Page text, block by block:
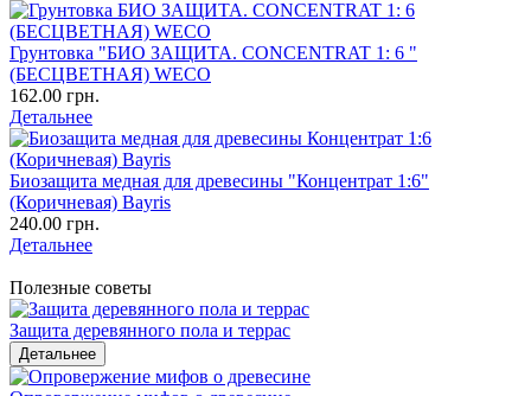
Грунтовка "БИО ЗАЩИТА. CONCENTRAT 1: 6 "
(БЕСЦВЕТНАЯ) WECO
162.00 грн.
Детальнее
Биозащита медная для древесины "Концентрат 1:6"
(Коричневая) Bayris
240.00 грн.
Детальнее
Полезные советы
Защита деревянного пола и террас
Детальнее